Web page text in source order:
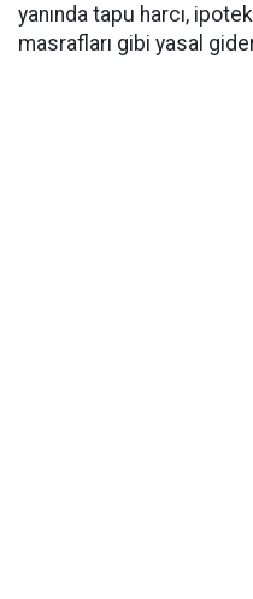
yanında tapu harcı,
masrafları gibi yasal